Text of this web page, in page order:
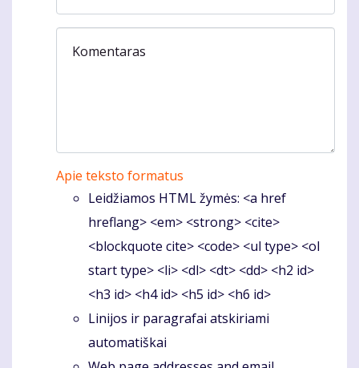
Komentaras
Apie teksto formatus
Leidžiamos HTML žymės: <a href
hreflang> <em> <strong> <cite>
<blockquote cite> <code> <ul type> <ol
start type> <li> <dl> <dt> <dd> <h2 id>
<h3 id> <h4 id> <h5 id> <h6 id>
Linijos ir paragrafai atskiriami
automatiškai